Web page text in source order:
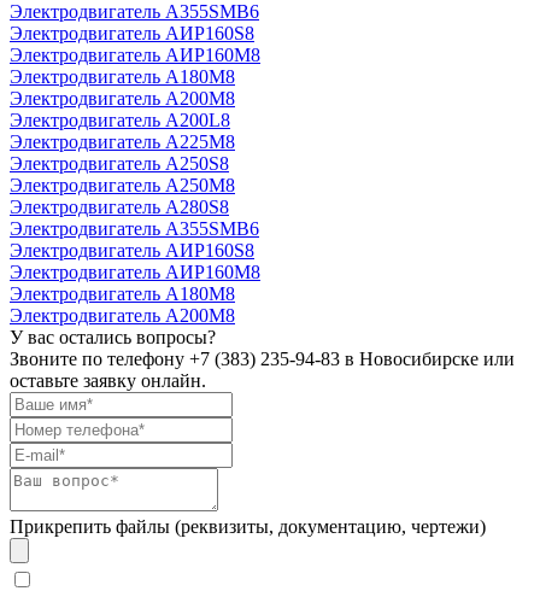
Электродвигатель А355SМВ6
Электродвигатель АИР160S8
Электродвигатель АИР160М8
Электродвигатель А180М8
Электродвигатель А200М8
Электродвигатель А200L8
Электродвигатель А225М8
Электродвигатель А250S8
Электродвигатель А250М8
Электродвигатель А280S8
Электродвигатель А355SМВ6
Электродвигатель АИР160S8
Электродвигатель АИР160М8
Электродвигатель А180М8
Электродвигатель А200М8
У вас остались вопросы?
Звоните по телефону +7 (383) 235-94-83 в Новосибирске или
оставьте заявку онлайн.
Прикрепить файлы (реквизиты, документацию, чертежи)